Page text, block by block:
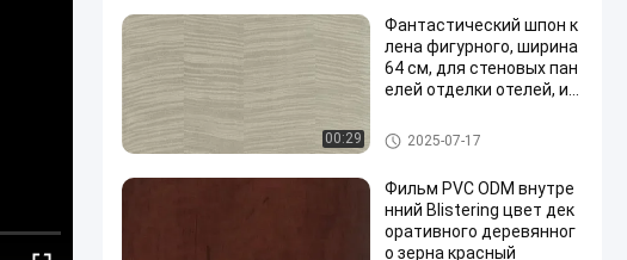
00:29
Фантастический шпон к
лена фигурного, ширина
64 см, для стеновых пан
елей отделки отелей, им
сококачественного клен
а X6233(4)/X6223/X6523
Проектированная облицовка
древесины
2025-07-17
Фильм PVC ODM внутре
нний Blistering цвет дек
оративного деревянног
о зерна красный